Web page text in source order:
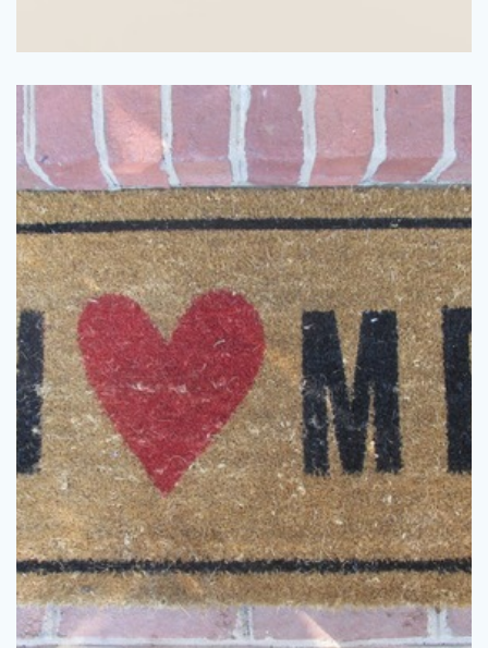
Inred hallen snyggt och stilrent
En plats i hemmet som ofta får alldeles för lite
uppmärksamhet och ansträngning inredningsmässigt är
hallen. Trots att det är det första varje besökare ser av ditt hem
hamnar den i skymundan av sovrum, vardagsrum, kök och
badrum. Många gånger använda hallen enbart för förvaring,
vilket är en bra plats för förvaring, men hallen är …